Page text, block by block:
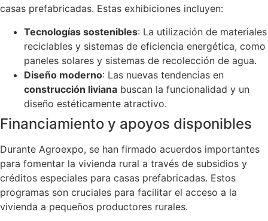
casas prefabricadas. Estas exhibiciones incluyen:
Tecnologías sostenibles: La utilización de materiales
reciclables y sistemas de eficiencia energética, como
paneles solares y sistemas de recolección de agua.
Diseño moderno: Las nuevas tendencias en
construcción liviana buscan la funcionalidad y un
diseño estéticamente atractivo.
Financiamiento y apoyos disponibles
Durante Agroexpo, se han firmado acuerdos importantes
para fomentar la vivienda rural a través de subsidios y
créditos especiales para casas prefabricadas. Estos
programas son cruciales para facilitar el acceso a la
vivienda a pequeños productores rurales.